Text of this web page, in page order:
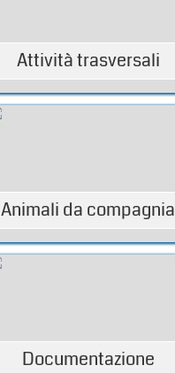
Attività trasversali
Animali da compagnia
Documentazione